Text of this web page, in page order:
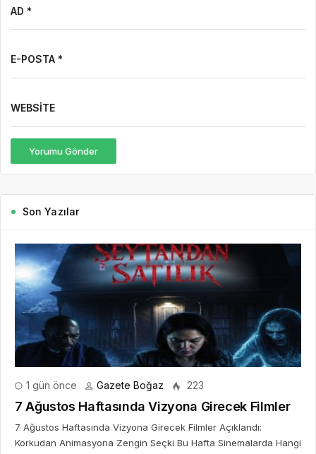
AD *
E-POSTA *
WEBSITE
Yorumu Gönder
Son Yazılar
1 gün önce Gazete Boğaz 223
7 Ağustos Haftasında Vizyona Girecek Filmler
7 Ağustos Haftasında Vizyona Girecek Filmler Açıklandı:
Korkudan Animasyona Zengin Seçki Bu Hafta Sinemalarda Hangi